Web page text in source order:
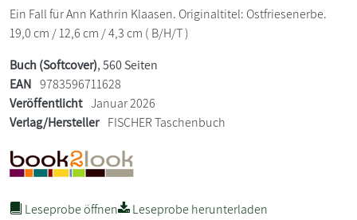
Ein Fall für Ann Kathrin Klaasen. Originaltitel: Ostfriesenerbe.
19,0 cm / 12,6 cm / 4,3 cm ( B/H/T )
Buch (Softcover), 560 Seiten
EAN 9783596711628
Veröffentlicht Januar 2026
Verlag/Hersteller FISCHER Taschenbuch
Leseprobe öffnen
Leseprobe herunterladen